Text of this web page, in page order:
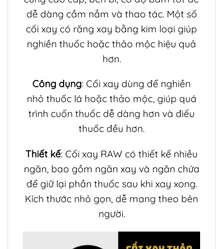
dễ dàng cầm nắm và thao tác. Một số
cối xay có răng xay bằng kim loại giúp
nghiền thuốc hoặc thảo mộc hiệu quả
hơn.
Công dụng: Cối xay dùng để nghiền
nhỏ thuốc lá hoặc thảo mộc, giúp quá
trình cuốn thuốc dễ dàng hơn và điếu
thuốc đều hơn.
Thiết kế: Cối xay RAW có thiết kế nhiều
ngăn, bao gồm ngăn xay và ngăn chứa
để giữ lại phần thuốc sau khi xay xong.
Kích thước nhỏ gọn, dễ mang theo bên
người.